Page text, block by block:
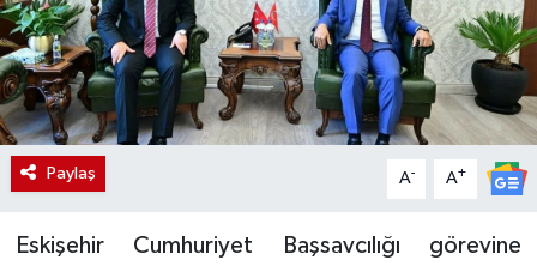
Paylaş A- A+
Eskişehir Cumhuriyet Başsavcılığı görevine